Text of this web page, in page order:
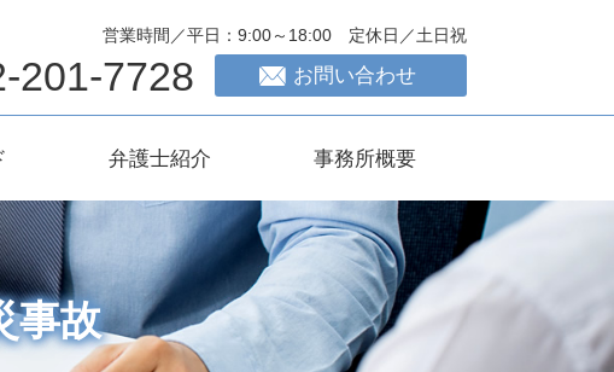
事故
営業時間／平日：9:00～18:00 定休日／土日祝
201-7728 お問い合わせ
弁護士紹介 事務所概要